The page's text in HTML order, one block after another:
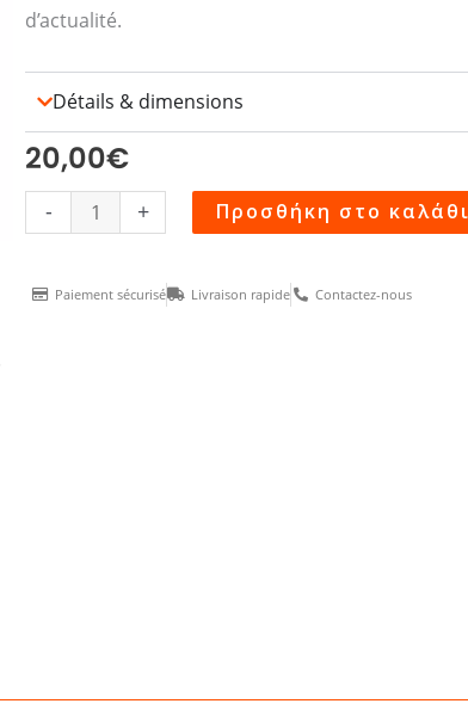
d’actualité.
Détails & dimensions
20,00€
-
CHARLOTTE
PERRIAND
+ Προσθήκη στο καλάθι
Paiement sécurisé Livraison rapide Contactez-nous